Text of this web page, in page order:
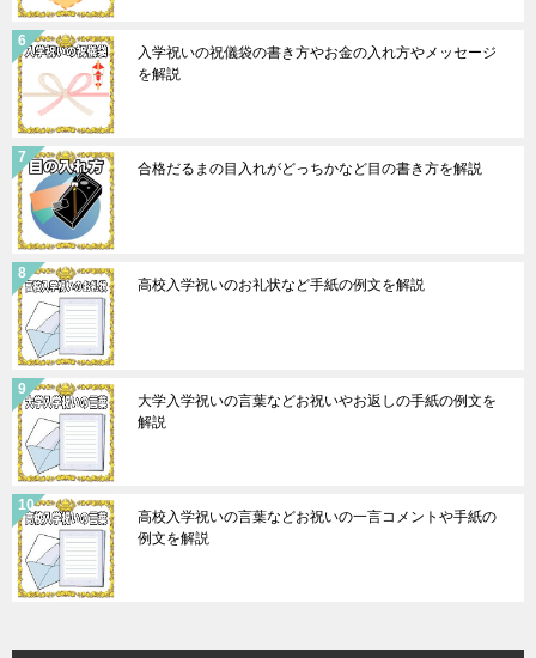
入学祝いの祝儀袋の書き方やお金の入れ方やメッセージ
を解説
合格だるまの目入れがどっちかなど目の書き方を解説
高校入学祝いのお礼状など手紙の例文を解説
大学入学祝いの言葉などお祝いやお返しの手紙の例文を
解説
高校入学祝いの言葉などお祝いの一言コメントや手紙の
例文を解説